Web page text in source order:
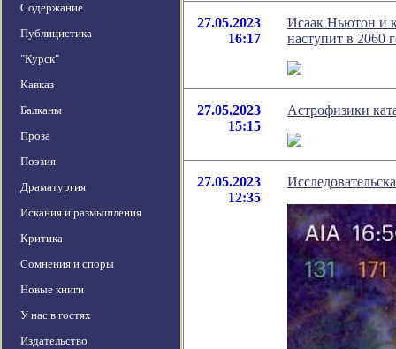
Содержание
Публицистика
"Курск"
Кавказ
Балканы
Проза
Поэзия
Драматургия
Искания и размышления
Критика
Сомнения и споры
Новые книги
У нас в гостях
Издательство
27.05.2023
16:17
Исаак Ньютон и
наступит в 2060
27.05.2023
15:15
Астрофизики
27.05.2023
12:35